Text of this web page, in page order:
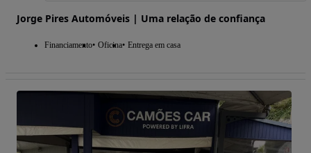
Jorge Pires Automóveis | Uma relação de confiança
Financiamento Oficina Entrega em casa